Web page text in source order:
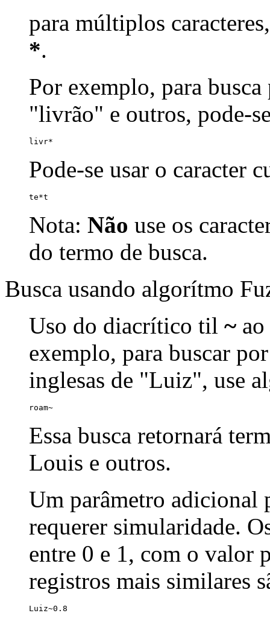
para múltiplos
*.
Por exemplo, para
"livrão" e outros, pode-
livr*
Pode-se usar o caracter
te*t
Nota: Não use os
do termo de busca.
Busca usando algorítmo
Uso do diacrítico til ~
exemplo, para buscar
inglesas de "Luiz", use
roam~
Essa busca retornará
Louis e outros.
Um parâmetro adicional
requerer simularidade.
entre 0 e 1, com o valor
registros mais similares
Luiz~0.8